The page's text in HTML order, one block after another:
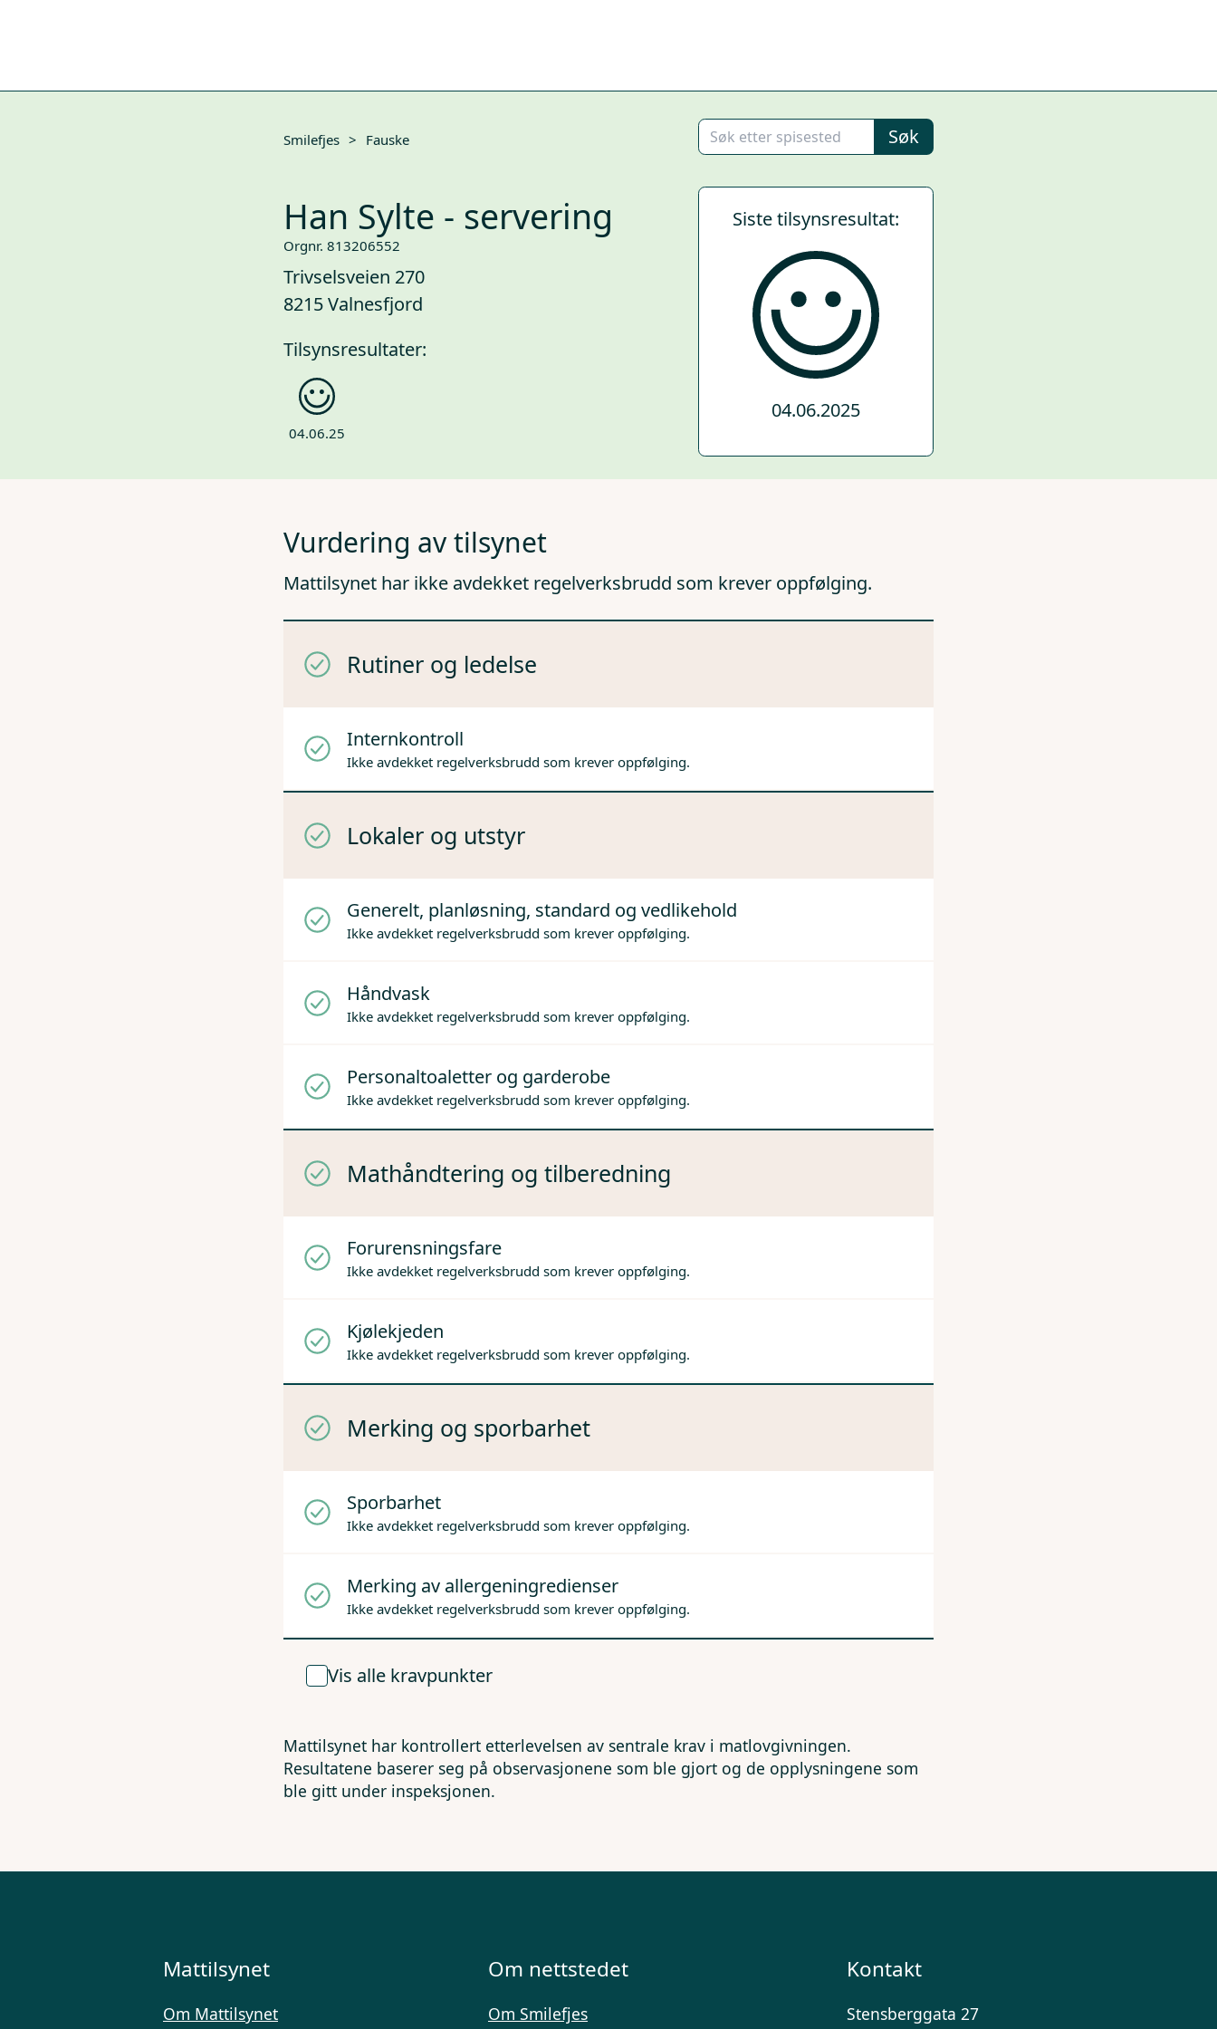
Smilefjes > Fauske Søk
Han Sylte - servering
Orgnr. 813206552
Trivselsveien 270
8215 Valnesfjord
Tilsynsresultater:
04.06.25
Siste tilsynsresultat:
04.06.2025
Vurdering av tilsynet
Mattilsynet har ikke avdekket regelverksbrudd som krever oppfølging.
Rutiner og ledelse
Internkontroll
Ikke avdekket regelverksbrudd som krever oppfølging.
Lokaler og utstyr
Generelt, planløsning, standard og vedlikehold
Ikke avdekket regelverksbrudd som krever oppfølging.
Håndvask
Ikke avdekket regelverksbrudd som krever oppfølging.
Personaltoaletter og garderobe
Ikke avdekket regelverksbrudd som krever oppfølging.
Mathåndtering og tilberedning
Forurensningsfare
Ikke avdekket regelverksbrudd som krever oppfølging.
Kjølekjeden
Ikke avdekket regelverksbrudd som krever oppfølging.
Merking og sporbarhet
Sporbarhet
Ikke avdekket regelverksbrudd som krever oppfølging.
Merking av allergeningredienser
Ikke avdekket regelverksbrudd som krever oppfølging.
Vis alle kravpunkter
Mattilsynet har kontrollert etterlevelsen av sentrale krav i matlovgivningen.
Resultatene baserer seg på observasjonene som ble gjort og de opplysningene som
ble gitt under inspeksjonen.
Mattilsynet
Om Mattilsynet
Om nettstedet
Om Smilefjes
Kontakt
Stensberggata 27